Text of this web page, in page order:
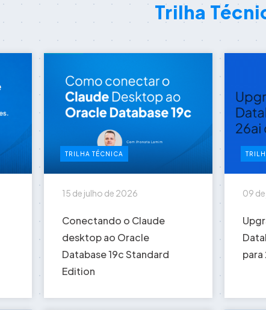
Trilha
TRILHA TÉCNICA
15 de julho de 2026
Conectando o Claude
desktop ao Oracle
Database 19c Standard
Edition
09